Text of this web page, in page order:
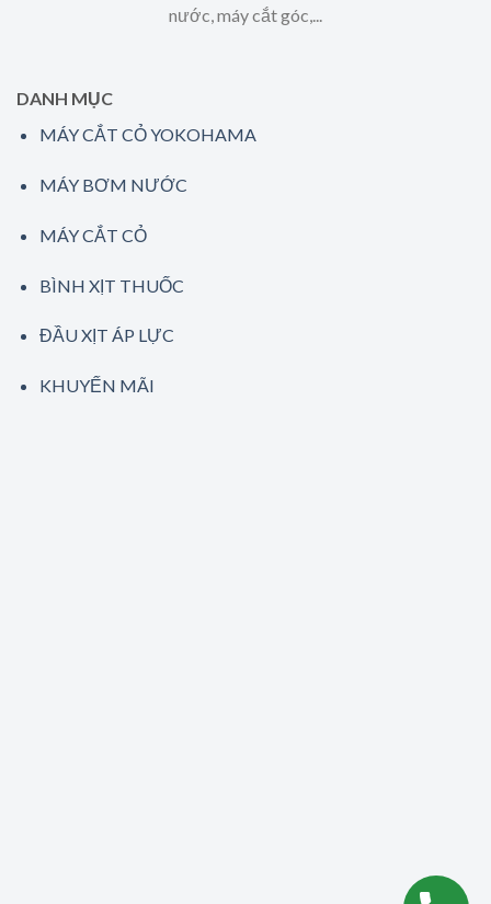
nước, máy cắt góc,...
DANH MỤC
MÁY CẮT CỎ YOKOHAMA
MÁY BƠM NƯỚC
MÁY CẮT CỎ
BÌNH XỊT THUỐC
ĐẦU XỊT ÁP LỰC
KHUYẾN MÃI